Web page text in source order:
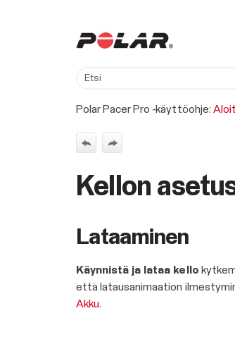
Polar Pacer Pro ‑käyttöohje:
Kellon
Lataaminen
Käynnistä ja lataa kello
että latausanimaation
Akku.